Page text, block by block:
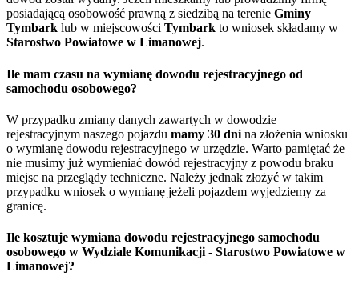
posiadającą osobowość prawną z siedzibą na terenie Gminy
Tymbark lub w miejscowości Tymbark to wniosek składamy w
Starostwo Powiatowe w Limanowej.
Ile mam czasu na wymianę dowodu rejestracyjnego od
samochodu osobowego?
W przypadku zmiany danych zawartych w dowodzie
rejestracyjnym naszego pojazdu mamy 30 dni na złożenia wniosku
o wymianę dowodu rejestracyjnego w urzędzie. Warto pamiętać że
nie musimy już wymieniać dowód rejestracyjny z powodu braku
miejsc na przeglądy techniczne. Należy jednak złożyć w takim
przypadku wniosek o wymianę jeżeli pojazdem wyjedziemy za
granicę.
Ile kosztuje wymiana dowodu rejestracyjnego samochodu
osobowego w Wydziale Komunikacji - Starostwo Powiatowe w
Limanowej?